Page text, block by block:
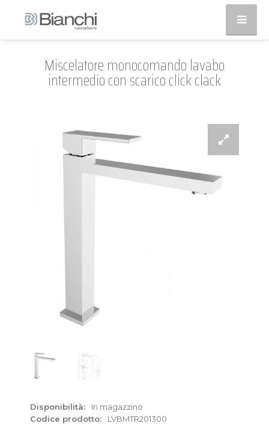
Miscelatore monocomando lavabo
intermedio con scarico click clack
Disponibilità:
In magazzino
Codice prodotto:
LVBMTR201300